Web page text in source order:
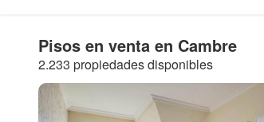
Pisos en venta en Cambre
2.233 propiedades disponibles